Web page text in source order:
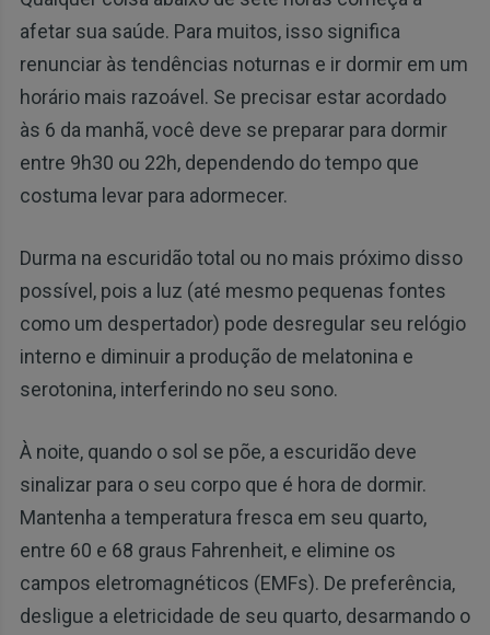
afetar sua saúde. Para muitos, isso significa
renunciar às tendências noturnas e ir dormir em um
horário mais razoável. Se precisar estar acordado
às 6 da manhã, você deve se preparar para dormir
entre 9h30 ou 22h, dependendo do tempo que
costuma levar para adormecer.
Durma na escuridão total ou no mais próximo disso
possível, pois a luz (até mesmo pequenas fontes
como um despertador) pode desregular seu relógio
interno e diminuir a produção de melatonina e
serotonina, interferindo no seu sono.
À noite, quando o sol se põe, a escuridão deve
sinalizar para o seu corpo que é hora de dormir.
Mantenha a temperatura fresca em seu quarto,
entre 60 e 68 graus Fahrenheit, e elimine os
campos eletromagnéticos (EMFs). De preferência,
desligue a eletricidade de seu quarto, desarmando o